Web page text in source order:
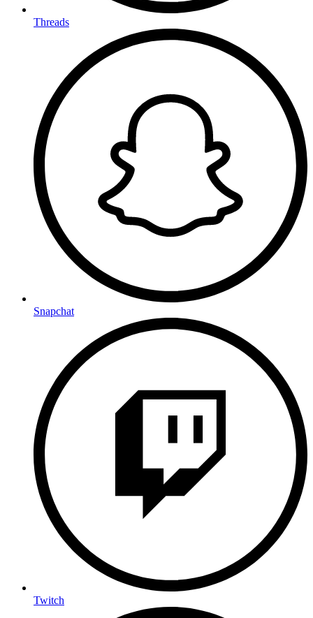
Threads
Snapchat
Twitch